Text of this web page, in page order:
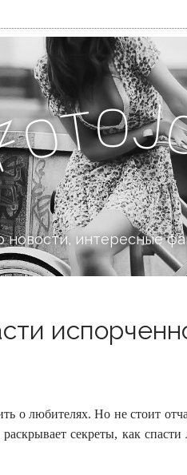
otoJ
интересные
о любителях. Но не стоит
секреты, как